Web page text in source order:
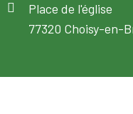
Place de l'église
77320 Choisy-en-